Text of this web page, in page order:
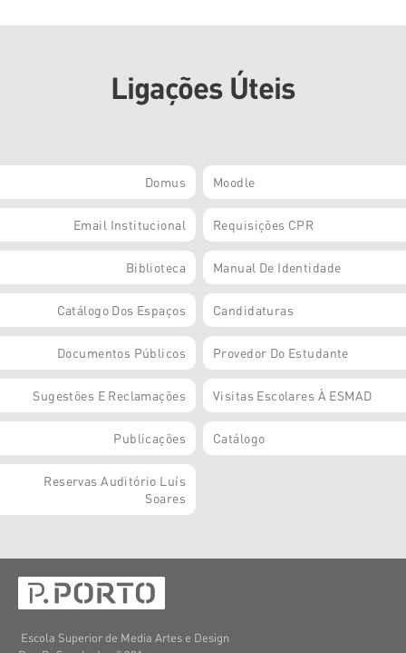
Ligações Úteis
Domus Moodle
Email Institucional Requisições CPR
Biblioteca Manual De Identidade
Catálogo Dos Espaços Candidaturas
Documentos Públicos Provedor Do Estudante
Sugestões E Reclamações Visitas Escolares À ESMAD
Publicações Catálogo
Reservas Auditório Luís
Soares
Escola Superior de Media Artes e Design